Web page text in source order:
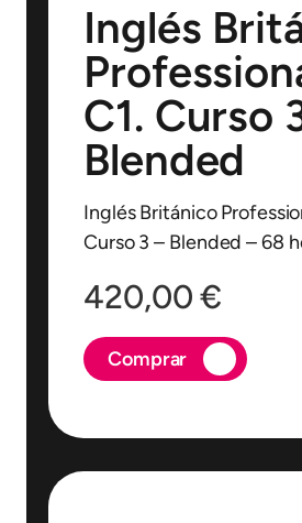
Inglés
C1. Curso
Blended
Inglés Británico
Curso 3 – Blended – 68
420,00€
Comprar